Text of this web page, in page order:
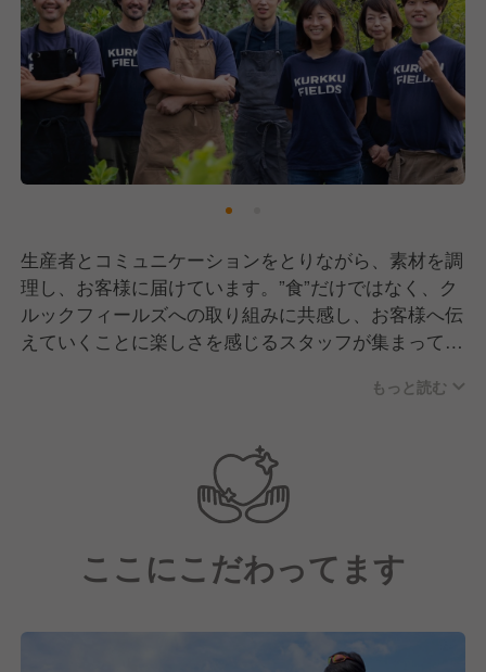
生産者とコミュニケーションをとりながら、素材を調
理し、お客様に届けています。”食”だけではなく、ク
ルックフィールズへの取り組みに共感し、お客様へ伝
えていくことに楽しさを感じるスタッフが集まってい
ブを重視しながら日々、持続可能な社会に向けた様々
もっと読む
ここにこだわってます